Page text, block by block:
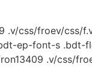
.v/css/froev/
ep-font-s
.v/css/